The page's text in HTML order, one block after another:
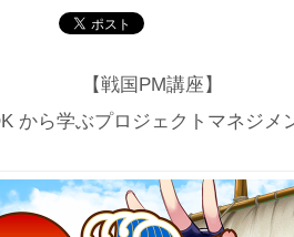
【戦国PM講座】
から学ぶプロジェクトマネジメ